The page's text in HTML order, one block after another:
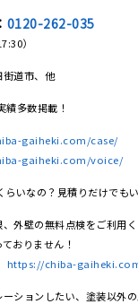
0120-262-035
）
街道市、他
多数掲載！
gaiheki.com/case/
gaiheki.com/voice/
いなの？見積りだけでも
外壁の無料点検をご利用く
おりません！
https://chiba-
ションしたい、塗装以外